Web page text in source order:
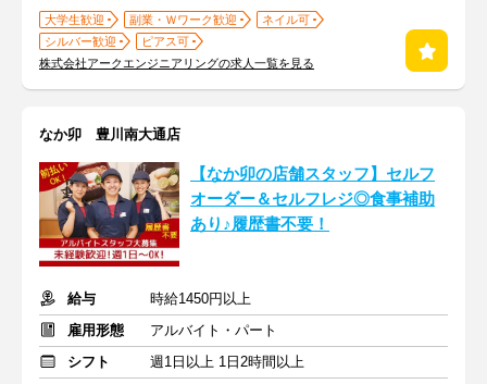
大学生歓迎 副業・Ｗワーク歓迎
ネイル可
シルバー歓迎
ピアス可
株式会社アークエンジニアリングの求人一覧を見る
なか卯 豊川南大通店
【なか卯の店舗スタッフ】セルフ
オーダー＆セルフレジ◎食事補助
あり♪履歴書不要！
給与
時給1450円以上
雇用形態
アルバイト・パート
シフト
週1日以上 1日2時間以上